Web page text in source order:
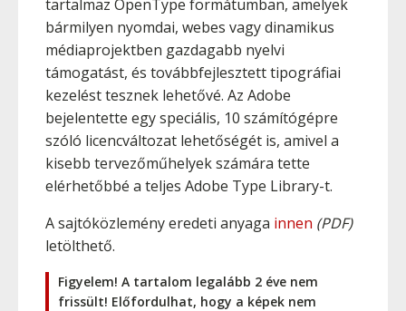
tartalmaz OpenType formátumban, amelyek
bármilyen nyomdai, webes vagy dinamikus
médiaprojektben gazdagabb nyelvi
támogatást, és továbbfejlesztett tipográfiai
kezelést tesznek lehetővé. Az Adobe
bejelentette egy speciális, 10 számítógépre
szóló licencváltozat lehetőségét is, amivel a
kisebb tervezőműhelyek számára tette
elérhetőbbé a teljes Adobe Type Library-t.
A sajtóközlemény eredeti anyaga innen (PDF)
letölthető.
Figyelem! A tartalom legalább 2 éve nem
frissült! Előfordulhat, hogy a képek nem